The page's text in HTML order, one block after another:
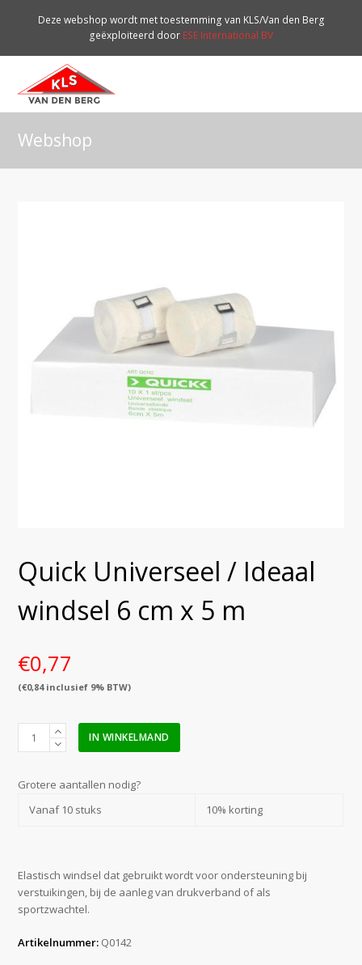
Deze webshop wordt met toestemming van KLS/Van den Berg
geëxploiteerd door ESE International BV
Webshop
Quick Universeel / Ideaal
windsel 6 cm x 5 m
€0,77
(€0,84inclusief 9% BTW)
Universeel
Ideaal
m
aantal
IN WINKELMAND
Grotere aantallen nodig?
Vanaf 10 stuks
10% korting
Elastisch windsel dat gebruikt wordt voor ondersteuning bij
verstuikingen, bij de aanleg van drukverband of als
sportzwachtel.
Artikelnummer: Q0142